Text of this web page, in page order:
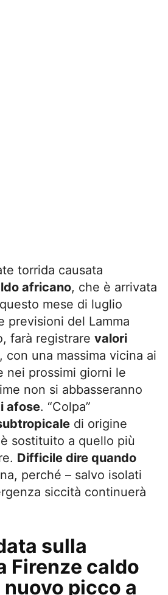
torrida causata
africano, che è arrivata
mese di luglio
previsioni del Lamma
farà registrare valori
, con una massima vicina ai
nei prossimi giorni le
non si abbasseranno
afose. “Colpa”
di origine
sostituito a quello più
Difficile dire quando
perché – salvo isolati
siccità continuerà
sulla
Firenze caldo
picco a